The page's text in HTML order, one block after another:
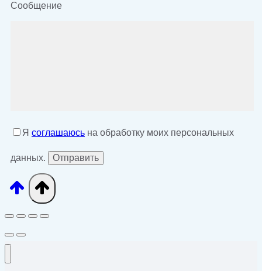
Сообщение
Я соглашаюсь на обработку моих персональных
данных.